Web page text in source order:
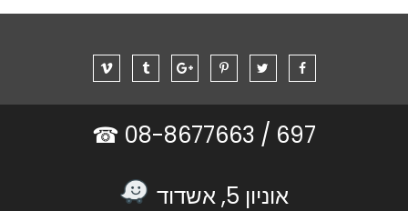
page
697 /
אוניון 5, אשדוד